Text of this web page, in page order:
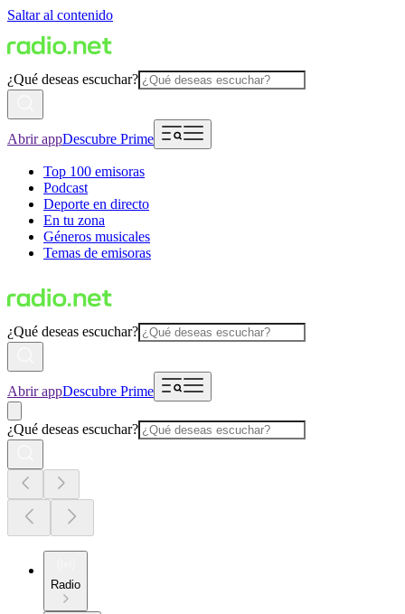
Saltar al contenido
¿Qué deseas escuchar?
Abrir appDescubre Prime
Top 100 emisoras
Podcast
Deporte en directo
En tu zona
Géneros musicales
Temas de emisoras
¿Qué deseas escuchar?
Abrir appDescubre Prime
¿Qué deseas escuchar?
Radio